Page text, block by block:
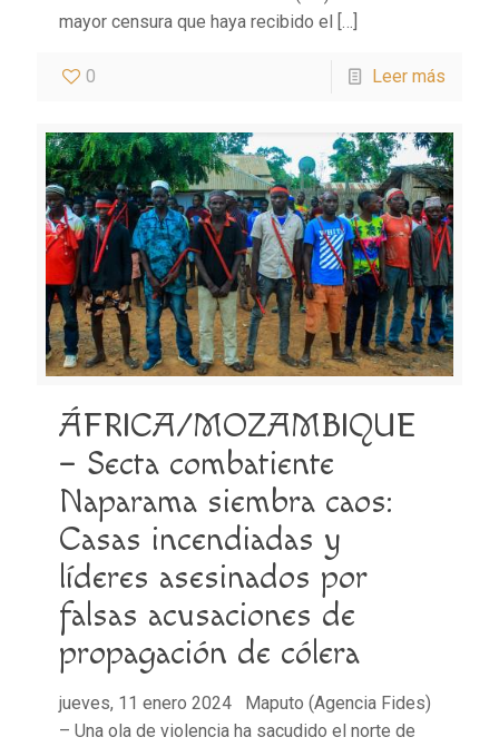
mayor censura que haya recibido el
[…]
0 Leer más
ÁFRICA/MOZAMBIQUE
– Secta combatiente
Naparama siembra caos:
Casas incendiadas y
líderes asesinados por
falsas acusaciones de
propagación de cólera
jueves, 11 enero 2024 Maputo (Agencia Fides)
– Una ola de violencia ha sacudido el norte de